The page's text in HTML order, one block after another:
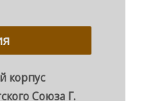
корпус
Союза Г.